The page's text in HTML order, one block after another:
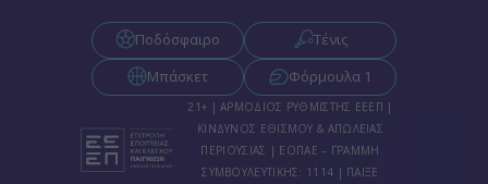
Ποδόσφαιρο
Τένις
Μπάσκετ
Φόρμουλα 1
21+ | ΑΡΜΟΔΙΟΣ ΡΥΘΜΙΣΤΗΣ ΕΕΕΠ |
ΚΙΝΔΥΝΟΣ ΕΘΙΣΜΟΥ & ΑΠΩΛΕΙΑΣ
ΠΕΡΙΟΥΣΙΑΣ | ΕΟΠΑΕ – ΓΡΑΜΜΗ
ΣΥΜΒΟΥΛΕΥΤΙΚΗΣ: 1114 | ΠΑΙΞΕ